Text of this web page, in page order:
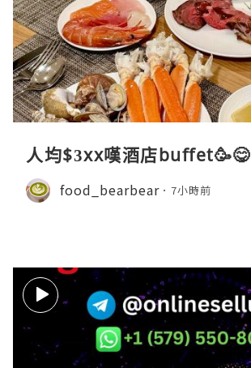
人均$3xx嘆酒店buffet🥳😋
food_bearbear 7小時前